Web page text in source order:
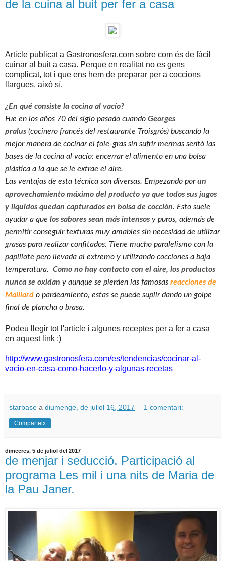
de la cuina al buit per fer a casa
Article publicat a Gastronosfera.com sobre com és de fàcil
cuinar al buit a casa. Perque en realitat no es gens
complicat, tot i que ens hem de preparar per a coccions
llargues, això sí.
¿En qué consiste la cocina al vacío?
Fue en los años 70 del siglo pasado cuando Georges
pralus (cocinero francés del restaurante Troisgrós) buscando la
mejor manera de cocinar el foie-gras sin sufrir mermas sentó las
bases de la cocina al vacío: encerrar el alimento en una bolsa
plástica a la que se le extrae el aire.
Las ventajas de esta técnica son diversas. Empezando porun
aprovechamiento máximo del producto ya que todos sus jugos
y líquidos quedan capturados en bolsa de cocción. Esto suele
ayudar a que los sabores sean más intensos y puros, además de
permitir conseguir texturas muy amables sin necesidad de utilizar
grasas para realizar confitados. Tiene mucho paralelismo con la
papillote pero llevada al extremo y utilizando cocciones a baja
temperatura. Como no hay contacto con el aire, los productos
nunca se oxidan y aunque se pierden las famosas reacciones de
Maillard o pardeamiento, estas se puede suplir dando un golpe
final de plancha o brasa.
Podeu llegir tot l'article i algunes receptes per a fer a casa
en aquest link :)
http://www.gastronosfera.com/es/tendencias/cocinar-al-
vacio-en-casa-como-hacerlo-y-algunas-recetas
starbase a diumenge, de juliol 16, 2017 1 comentari:
Comparteix
dimecres, 5 de juliol del 2017
de menjar i seducció. Participació al
programa Les mil i una nits de Maria de
la Pau Janer.